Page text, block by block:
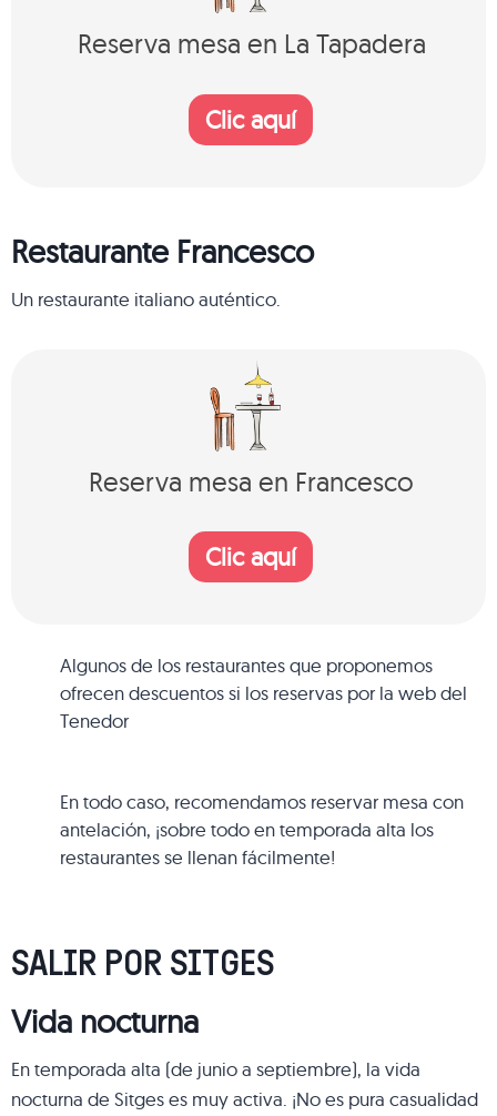
Reserva mesa en La Tapadera
Clic aquí
Restaurante Francesco
Un restaurante italiano auténtico.
Reserva mesa en Francesco
Clic aquí
Algunos de los restaurantes que proponemos
ofrecen descuentos si los reservas por la web del
Tenedor
En todo caso, recomendamos reservar mesa con
antelación, ¡sobre todo en temporada alta los
restaurantes se llenan fácilmente!
SALIR POR SITGES
Vida nocturna
En temporada alta (de junio a septiembre), la vida
nocturna de Sitges es muy activa. ¡No es pura casualidad